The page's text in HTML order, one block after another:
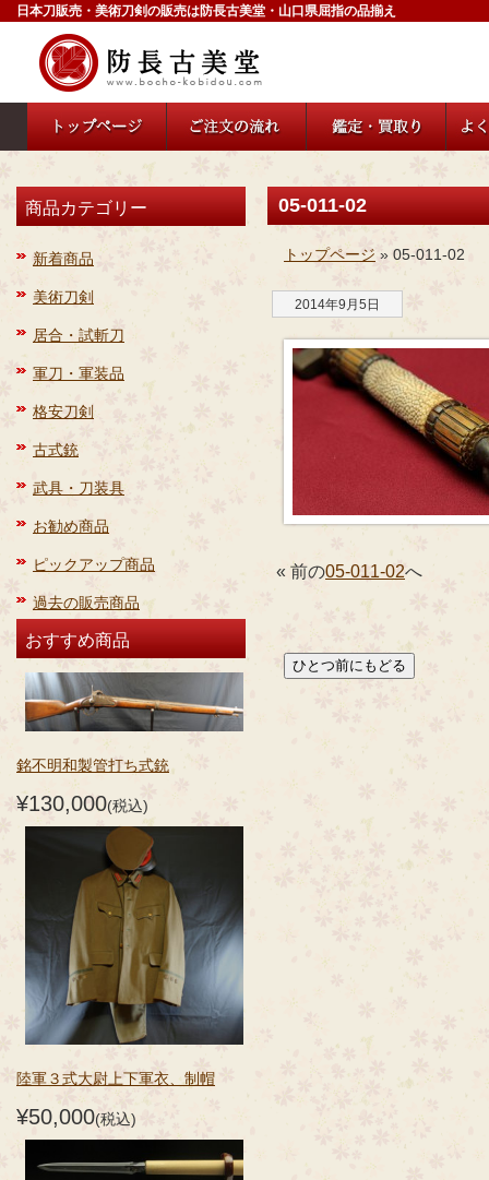
日本刀販売・美術刀剣の販売は防長古美堂・山口県屈指の品揃え
商品カテゴリー
新着商品
美術刀剣
居合・試斬刀
軍刀・軍装品
格安刀剣
古式銃
武具・刀装具
お勧め商品
ピックアップ商品
過去の販売商品
おすすめ商品
銘不明和製管打ち式銃
¥130,000(税込)
陸軍３式大尉上下軍衣、制帽
¥50,000(税込)
05-011-02
トップページ » 05-011-02
2014年9月5日
« 前の05-011-02へ